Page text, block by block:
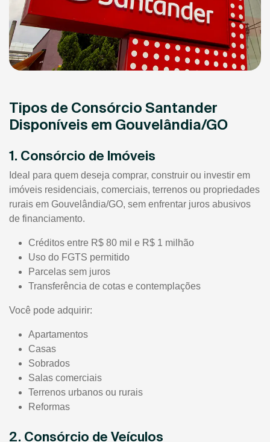
Tipos de Consórcio Santander
Disponíveis em Gouvelândia/GO
1. Consórcio de Imóveis
Ideal para quem deseja comprar, construir ou investir em
imóveis residenciais, comerciais, terrenos ou propriedades
rurais em Gouvelândia/GO, sem enfrentar juros abusivos
de financiamento.
Créditos entre R$ 80 mil e R$ 1 milhão
Uso do FGTS permitido
Parcelas sem juros
Transferência de cotas e contemplações
Você pode adquirir:
Apartamentos
Casas
Sobrados
Salas comerciais
Terrenos urbanos ou rurais
Reformas
2. Consórcio de Veículos